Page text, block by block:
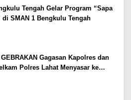
Tengah Gelar Program “Sapa
di SMAN 1 Bengkulu Tengah
Gagasan Kapolres dan
Polres Lahat Menyasar ke